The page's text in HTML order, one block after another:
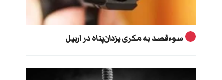
سوءقصد به مکری یزدان‌پناه در اربیل